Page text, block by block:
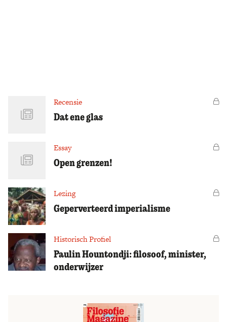
Recensie
Dat ene glas
Essay
Open grenzen!
Lezing
Geperverteerd imperialisme
Historisch Profiel
Paulin Hountondji: filosoof, minister,
onderwijzer